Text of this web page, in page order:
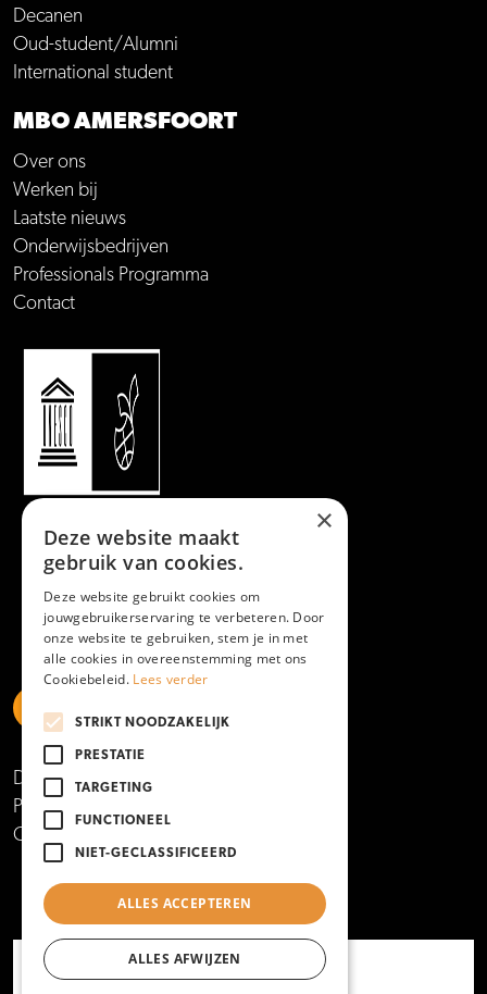
Decanen
Oud-student/Alumni
International student
MBO AMERSFOORT
Over ons
Werken bij
Laatste nieuws
Onderwijsbedrijven
Professionals Programma
Contact
https://www.linkedin.com/school/mboamersfoort
https://www.instagram.com/mboamersfoort/
https://www.facebook.com/MBOAmersfoort
Disclaimer
Privacy- en cookieverklaring
Copyright 2025
×
Deze website maakt
gebruik van cookies.
Deze website gebruikt cookies om
jouwgebruikerservaring te verbeteren. Door
onze website te gebruiken, stem je in met
alle cookies in overeenstemming met ons
Cookiebeleid. Lees verder
STRIKT NOODZAKELIJK
PRESTATIE
TARGETING
FUNCTIONEEL
NIET-GECLASSIFICEERD
ALLES ACCEPTEREN
ALLES AFWIJZEN